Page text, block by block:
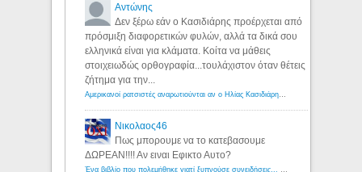
Αντώνης
Δεν ξέρω εάν ο Κασιδιάρης προέρχεται από
πρόσμιξη διαφορετικών φυλών, αλλά τα δικά σου
ελληνικά είναι για κλάματα. Κοίτα να μάθεις
στοιχειωδώς ορθογραφία...τουλάχιστον όταν θέτεις
ζήτημα για την...
Νικολαος46
Πως μπορουμε να το κατεβασουμε
ΔΩΡΕΑΝ!!!! Αν ειναι Εφικτο Αυτο?